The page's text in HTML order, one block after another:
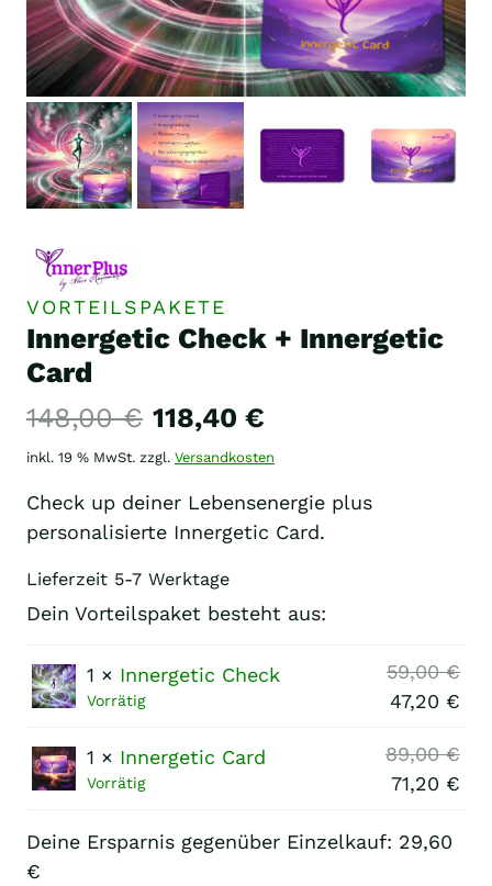
VORTEILSPAKETE
Innergetic Check + Innergetic
Card
148,00€ Ursprünglicher
Preis
war:
148,00 €
118,40 €
Preis
ist:
118,40 €.
inkl. 19 % MwSt. zzgl. Versandkosten
Check up deiner Lebensenergie plus
personalisierte Innergetic Card.
Lieferzeit 5-7 Werktage
Dein Vorteilspaket besteht aus:
1 × Innergetic Check
Vorrätig
59,00€
47,20 €
ist:
1 × Innergetic Card
Vorrätig
89,00€
71,20 €
Deine Ersparnis gegenüber Einzelkauf: 29,60
€